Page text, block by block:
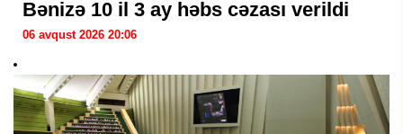
Bənizə 10 il 3 ay həbs cəzası verildi
06 avqust 2026 20:06